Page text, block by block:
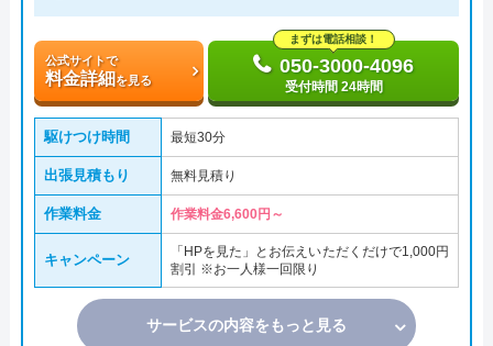
公式サイトで
料金詳細を見る
まずは電話相談！
050-3000-4096
受付時間 24時間
駆けつけ時間 最短30分
出張見積もり 無料見積り
作業料金 作業料金6,600円～
キャンペーン
「HPを見た」とお伝えいただくだけで1,000円
割引 ※お一人様一回限り
サービスの内容をもっと見る